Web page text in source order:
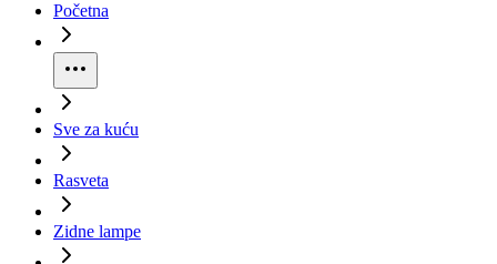
Početna
Sve za kuću
Rasveta
Zidne lampe